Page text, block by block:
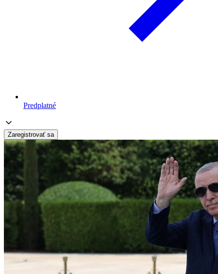
Predplatné
Zaregistrovať sa